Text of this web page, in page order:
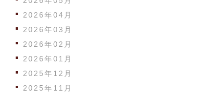
2026年04月
2026年03月
2026年02月
2026年01月
2025年12月
2025年11月